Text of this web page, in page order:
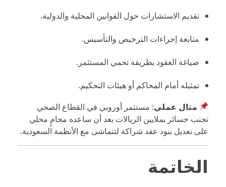
تقديم الاستشارات حول القوانين المحلية والدولية.
متابعة إجراءات الترخيص والتأسيس.
صياغة العقود بطريقة تحمي المستثمر.
تمثيله أمام المحاكم أو هيئات التحكيم.
مثال عملي: مستثمر أوروبي في القطاع الصحي
تجنب خسائر بملايين الريالات بعد أن ساعده محامٍ محلي
على تعديل بنود عقد شراكة لتتماشى مع الأنظمة السعودية.
الخاتمة